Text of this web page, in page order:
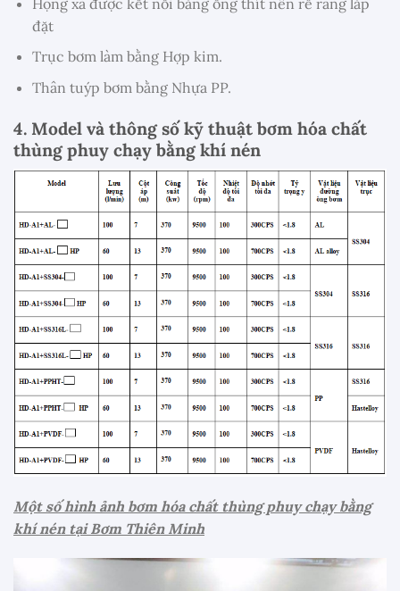
đặt
Trục bơm làm bằng Hợp kim.
Thân tuýp bơm bằng Nhựa PP.
4. Model và thông số kỹ thuật bơm hóa chất
thùng phuy chạy bằng khí nén
Một số hình ảnh bơm hóa chất thùng phuy chạy bằng
khí nén tại Bơm Thiên Minh